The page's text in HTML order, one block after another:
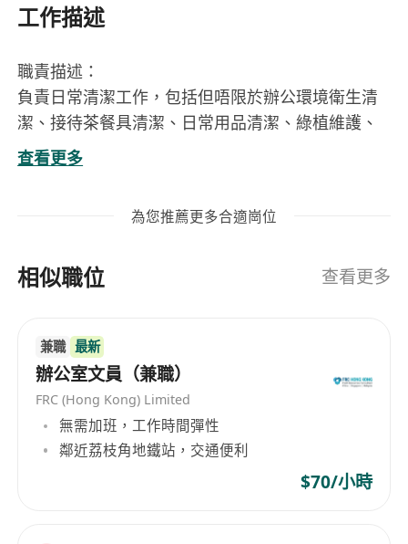
工作描述
職責描述：
負責日常清潔工作，包括但唔限於辦公環境衛生清
潔、接待茶餐具清潔、日常用品清潔、綠植維護、
消殺消毒、物業修繕、設施維護、門禁安全等，注
重維護公司形象。
作。
清理、用品清潔等，提供優質服務，保障順利進
行。
負責快遞函件收發及登記，保障安全、及時送達。
負責行政費用統籌，包括預算、支付同報銷等，確
保費用合規、合理。
保持同對接部門溝通協作，完成領導交辦嘅其他臨
查看更多
為您推薦更多合適崗位
相似職位 查看更多
兼職 最新
辦公室文員（兼職）
FRC (Hong Kong) Limited
無需加班，工作時間彈性
鄰近荔枝角地鐵站，交通便利
$70/小時